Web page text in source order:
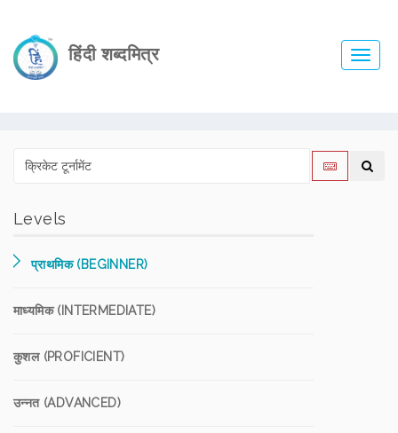
हिंदी शब्दमित्र
Levels
प्राथमिक (BEGINNER)
माध्यमिक (INTERMEDIATE)
कुशल (PROFICIENT)
उन्नत (ADVANCED)